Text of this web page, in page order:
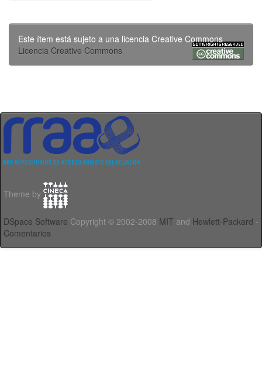
Este ítem está sujeto a una licencia Creative Commons
Licencia Creative Commons
Theme by
DSpace Software Copyright © 2002-2008 MIT and Hewlett-Packard -
Comentarios